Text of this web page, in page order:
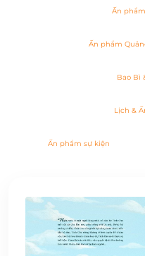
Ấn
Ấn phẩm
Bao Bì
Lịch &
Ấn phẩm sự kiện